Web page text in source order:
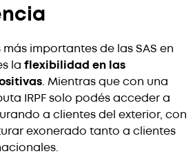
importantes de las SAS en
la flexibilidad en las
. Mientras que con una
IRPF solo podés acceder a
a clientes del exterior, con
exonerado tanto a clientes